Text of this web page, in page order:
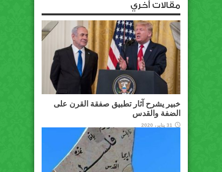
مقالات أخري
خبير يشرح آثار تطبيق صفقة القرن على
الضفة والقدس
31 يناير، 2020